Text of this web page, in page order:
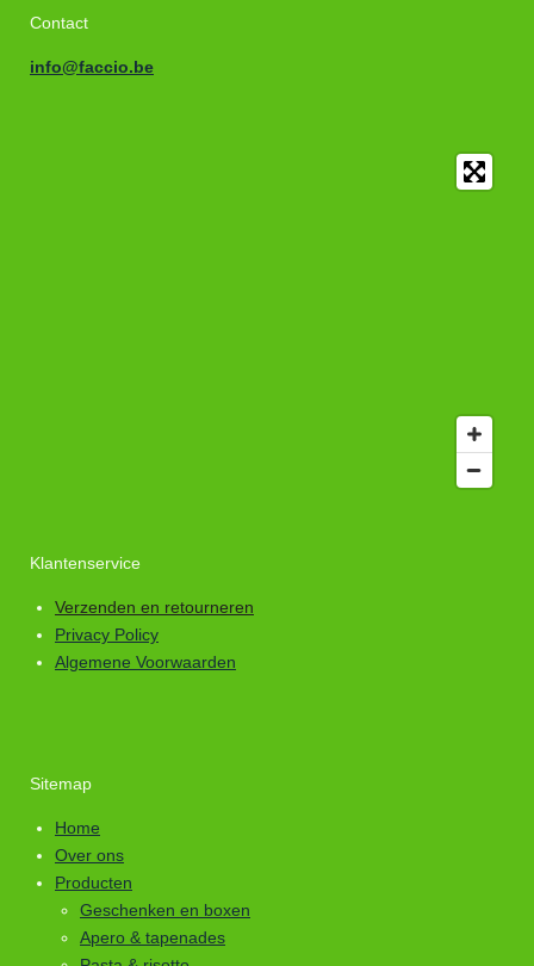
Contact
info@faccio.be
Klantenservice
Verzenden en retourneren
Privacy Policy
Algemene Voorwaarden
Sitemap
Home
Over ons
Producten
Geschenken en boxen
Apero & tapenades